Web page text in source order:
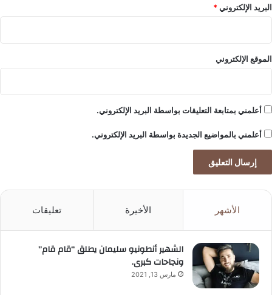
م
ز
البريد الإلكتروني*
الموقع الإلكتروني
أعلمني بمتابعة التعليقات بواسطة البريد الإلكتروني.
أعلمني بالمواضيع الجديدة بواسطة البريد الإلكتروني.
الأشهر الأخيرة تعليقات
الشهير أنطونيو سليمان يطلق “قام قام”
ونجاحات كبرى.
مارس 13, 2021